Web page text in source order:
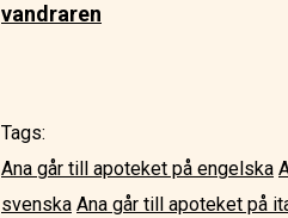
vandraren
Tags:
Ana går till apoteket på engelska
svenska Ana går till apoteket på